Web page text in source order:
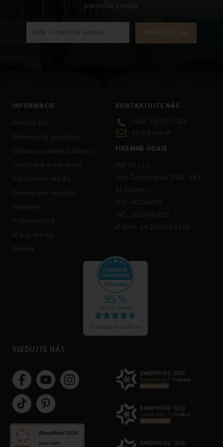
jedinečné ponuky.
INFORMÁCIE
Kontakt EMI
Reklamačný poriadok
Ochrana osobných údajov
Obchodné podmienky
Najčastejšie otázky
Overovanie recenzií
Predajne
Veľkoobchod
Mapa stránky
Kariéra
KONTAKTUJTE NÁS
+421 233 057 083
ahoj@emi.sk
FIREMNÉ ÚDAJE
EMI EU s.r.o.
Pod Švabľovkou 2100, 083
01 Sabinov
IČO: 46726608
DIČ: 2023542455
IČ DPH: SK 2023542455
SLEDUJTE NÁS